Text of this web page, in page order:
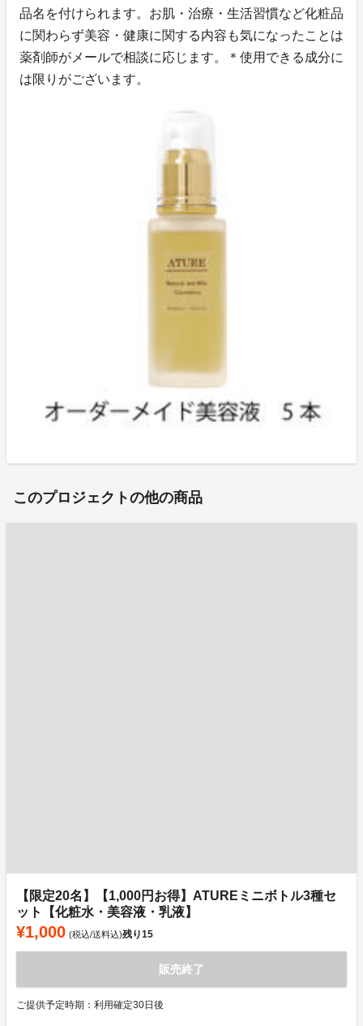
品名を付けられます。お肌・治療・生活習慣など化粧品
に関わらず美容・健康に関する内容も気になったことは
薬剤師がメールで相談に応じます。＊使用できる成分に
は限りがございます。
このプロジェクトの他の商品
【限定20名】【1,000円お得】ATUREミニボトル3種セ
ット【化粧水・美容液・乳液】
¥1,000 (税込/送料込)残り15
販売終了
ご提供予定時期：利用確定30日後